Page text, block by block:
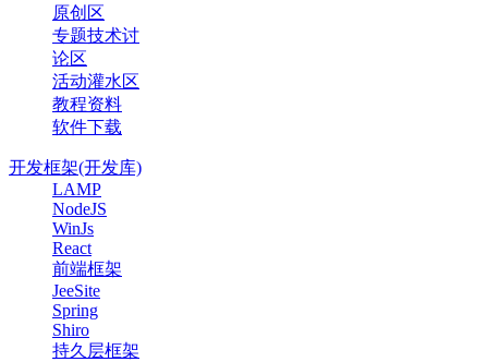
原创区
专题技术讨
论区
活动灌水区
教程资料
软件下载
开发框架(开发库)
LAMP
NodeJS
WinJs
React
前端框架
JeeSite
Spring
Shiro
持久层框架